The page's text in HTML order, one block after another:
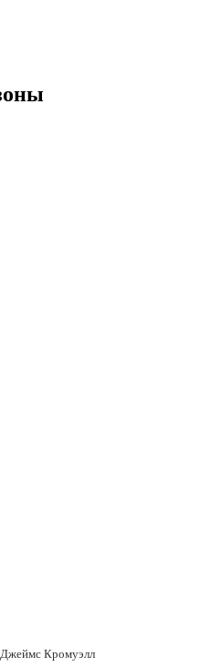
Кромуэлл